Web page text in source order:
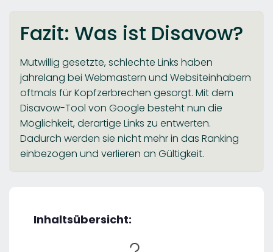
Fazit: Was ist Disavow?
Mutwillig gesetzte, schlechte Links haben
jahrelang bei Webmastern und Websiteinhabern
oftmals für Kopfzerbrechen gesorgt. Mit dem
Disavow-Tool von Google besteht nun die
Möglichkeit, derartige Links zu entwerten.
Dadurch werden sie nicht mehr in das Ranking
einbezogen und verlieren an Gültigkeit.
Inhaltsübersicht: